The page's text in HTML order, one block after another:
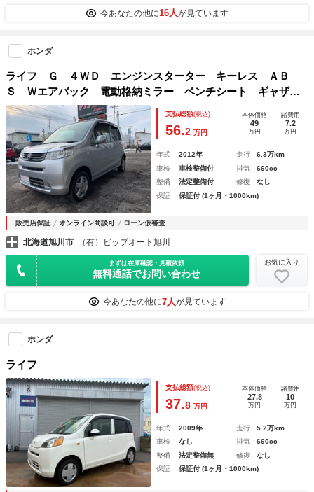
今あなたの他に16人が見ています
ホンダ
ライフ Ｇ ４ＷＤ エンジンスターター キーレス ＡＢ
Ｓ Ｗエアバック 電動格納ミラー ベンチシート ギャザズ
ＣＤオーディオ ワンオーナー バイザー
支払総額(税込)
56.2 万円
本体価格
49
万円
諸費用
7.2
万円
年式 2012年 走行
6.3万km
車検
車検整備付 排気
660cc
整備
法定整備付 修復
なし
保証
保証付 (1ヶ月・1000km)
販売店保証 オンライン商談可 ローン仮審査
北海道旭川市 （有）ビップオート旭川
まずは在庫確認・見積依頼
無料通話でお問い合わせ
お気に入り
今あなたの他に7人が見ています
ホンダ
ライフ
支払総額(税込)
37.8 万円
本体価格
27.8
万円
諸費用
10
万円
年式 2009年 走行
5.2万km
車検
なし 排気
660cc
整備
法定整備無 修復
なし
保証
保証付 (1ヶ月・1000km)